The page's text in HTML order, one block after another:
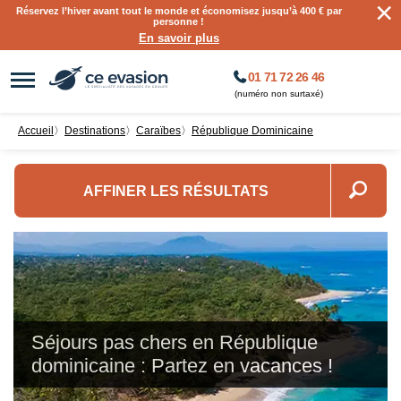
Réservez l’hiver avant tout le monde et économisez jusqu’à 400 € par
personne !
En savoir plus
×
01 71 72 26 46
(numéro non surtaxé)
Accueil 〉 destinations〉 Caraïbes〉 République Dominicaine
AFFINER LES RÉSULTATS
Séjours pas chers en République
dominicaine : Partez en vacances !